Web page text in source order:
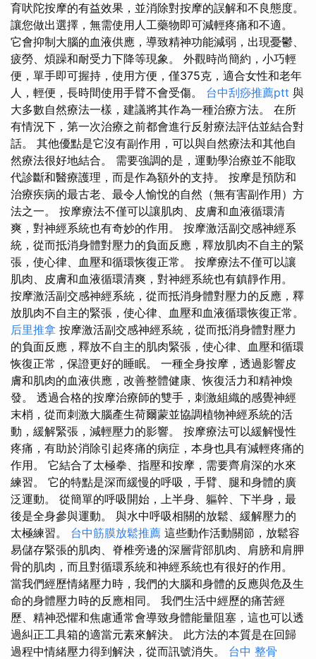
育吠陀按摩的有益效果，並消除對按摩的誤解和不良態度。
讓您做出選擇，無需使用人工藥物即可減輕疼痛和不適。
它會抑制大腦的血液供應，導致精神功能減弱，出現憂鬱、
疲勞、煩躁和耐受力下降等現象。 外觀時尚簡約，小巧輕
便，單手即可握持，使用方便，僅375克，適合女性和老年
人，輕便，長時間使用手臂不會受傷。 台中刮痧推薦ptt 與
大多數自然療法一樣，建議將其作為一種治療方法。 在所
有情況下，第一次治療之前都會進行反射療法評估並結合對
話。 其他優點是它沒有副作用，可以與自然療法和其他自
然療法很好地結合。 需要強調的是，運動學治療並不能取
代診斷和醫療護理，而是作為額外的支持。 按摩是預防和
治療疾病的最古老、最令人愉悅的自然（無有害副作用）方
法之一。 按摩療法不僅可以讓肌肉、皮膚和血液循環清
爽，對神經系統也有奇妙的作用。 按摩激活副交感神經系
統，從而抵消身體對壓力的負面反應，釋放肌肉不自主的緊
張，使心律、血壓和循環恢復正常。 按摩療法不僅可以讓
肌肉、皮膚和血液循環清爽，對神經系統也有鎮靜作用。
按摩激活副交感神經系統，從而抵消身體對壓力的反應，釋
放肌肉不自主的緊張，使心律、血壓和血液循環恢復正常。
后里推拿 按摩激活副交感神經系統，從而抵消身體對壓力
的負面反應，釋放不自主的肌肉緊張，使心律、血壓和循環
恢復正常，保證更好的睡眠。 一種全身按摩，透過影響皮
膚和肌肉的血液供應，改善整體健康、恢復活力和精神煥
發。 透過合格的按摩治療師的雙手，刺激組織的感覺神經
末梢，從而刺激大腦產生荷爾蒙並協調植物神經系統的活
動，緩解緊張，減輕壓力的影響。 按摩療法可以緩解慢性
疼痛，有助於消除引起疼痛的病症，本身也具有減輕疼痛的
作用。 它結合了太極拳、指壓和按摩，需要齊肩深的水來
練習。 它的特點是深而緩慢的呼吸，手臂、腿和身體的廣
泛運動。 從簡單的呼吸開始，上半身、軀幹、下半身，最
後是全身參與運動。 與水中呼吸相關的放鬆、緩解壓力的
太極練習。 台中筋膜放鬆推薦 這些動作活動關節，放鬆容
易儲存緊張的肌肉、脊椎旁邊的深層背部肌肉、肩膀和肩胛
骨的肌肉，而且對循環系統和神經系統也有很好的作用。
當我們經歷情緒壓力時，我們的大腦和身體的反應與危及生
命的身體壓力時的反應相同。 我們生活中經歷的痛苦經
歷、精神恐懼和焦慮通常會導致身體能量阻塞，這也可以透
過糾正工具箱的適當元素來解決。 此方法的本質是在回歸
過程中情緒壓力得到解決，從而訊號消失。 台中 整骨